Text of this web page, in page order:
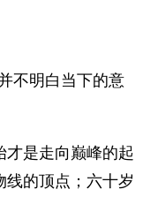
不明白当下的意
是走向巅峰的起
的顶点；六十岁